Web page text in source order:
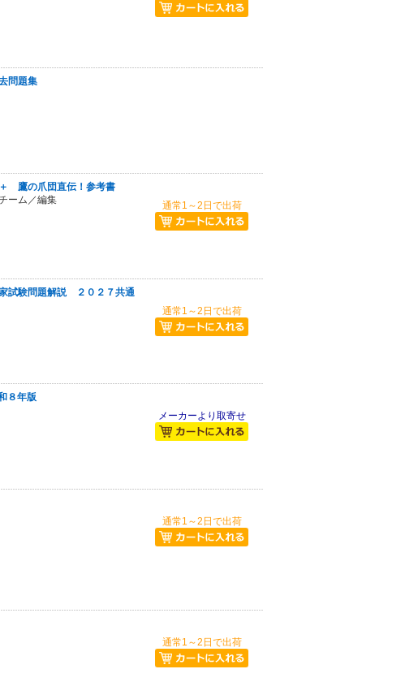
問題集
鷹の爪団直伝！参考書
ーム／編集
通常1～2日で出荷
試験問題解説 ２０２７共通
通常1～2日で出荷
８年版
メーカーより取寄せ
通常1～2日で出荷
通常1～2日で出荷